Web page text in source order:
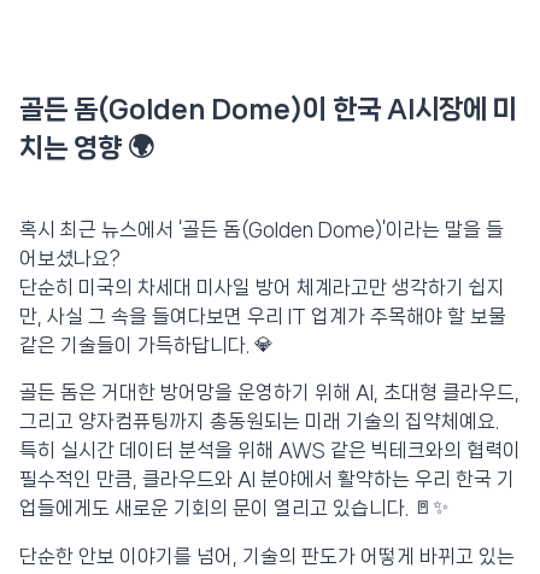
골든 돔(Golden Dome)이 한국 AI시장에 미
치는 영향 🌍
혹시 최근 뉴스에서 ‘골든 돔(Golden Dome)’이라는 말을 들
어보셨나요?
단순히 미국의 차세대 미사일 방어 체계라고만 생각하기 쉽지
만, 사실 그 속을 들여다보면 우리 IT 업계가 주목해야 할 보물
같은 기술들이 가득하답니다. 💎
골든 돔은 거대한 방어망을 운영하기 위해 AI, 초대형 클라우드,
그리고 양자컴퓨팅까지 총동원되는 미래 기술의 집약체예요.
특히 실시간 데이터 분석을 위해 AWS 같은 빅테크와의 협력이
필수적인 만큼, 클라우드와 AI 분야에서 활약하는 우리 한국 기
업들에게도 새로운 기회의 문이 열리고 있습니다. 🚪✨
단순한 안보 이야기를 넘어, 기술의 판도가 어떻게 바뀌고 있는